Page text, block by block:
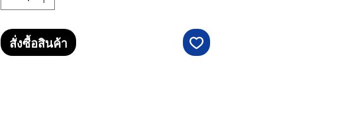
สั่งซื้อสินค้า